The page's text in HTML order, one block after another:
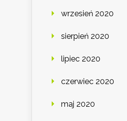
wrzesień 2020
sierpień 2020
lipiec 2020
czerwiec 2020
maj 2020